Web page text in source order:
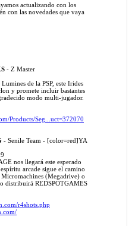
actualizando con los
con las novedades que vaya
- Z Master
de la PSP, este Irides
y promete incluir bastantes
modo multi-jugador.
Products/Seg...uct=372070
- Senile Team - [color=red]YA
nos llegará este esperado
arcade sigue el camino
(Megadrive) o
distribuirá REDSPOTGAMES
r4shots.php